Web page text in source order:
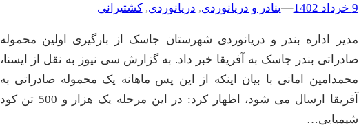
9 خرداد 1402 –
–بنادر و دریانوردی, دریانوردی, کشتیرانی
مدیر اداره بندر و دریانوردی شهرستان جاسک از بارگیری اولین محموله
صادراتی بندر جاسک به آفریقا خبر داد. به گزارش سی نیوز به نقل از ایسنا،
محمدامین امانی با بیان اینکه از این پس ماهانه یک محموله صادراتی به
آفریقا ارسال می شود، اظهار کرد: در این مرحله یک هزار و 500 تن کود
شیمیایی…